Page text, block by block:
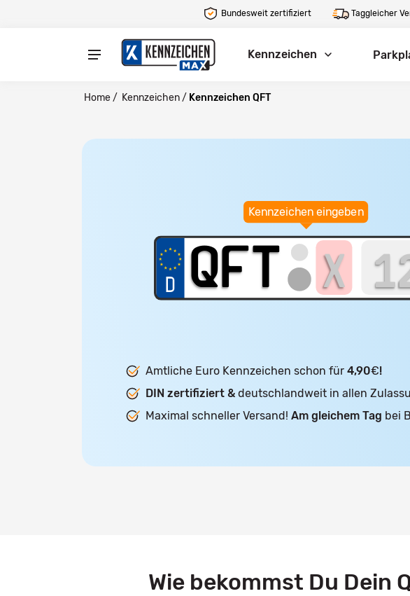
Bundesweit zertifiziert Taggleicher
Kennzeichen
Home/ Kennzeichen/ Kennzeichen QFT
Kennzeichen eingeben
Amtliche Euro Kennzeichen schon für 4,90€!
DIN zertifiziert & deutschlandweit in allen
Maximal schneller Versand! Am gleichem Tag bei
Wie bekommst Du Dein